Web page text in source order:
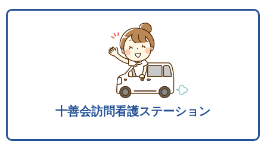
十善会訪問看護ステーション